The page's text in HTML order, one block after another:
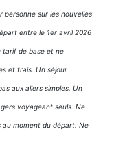
personne sur les nouvelles
entre le 1er avril 2026
tarif de base et ne
et frais. Un séjour
aux allers simples. Un
voyageant seuls. Ne
au moment du départ. Ne